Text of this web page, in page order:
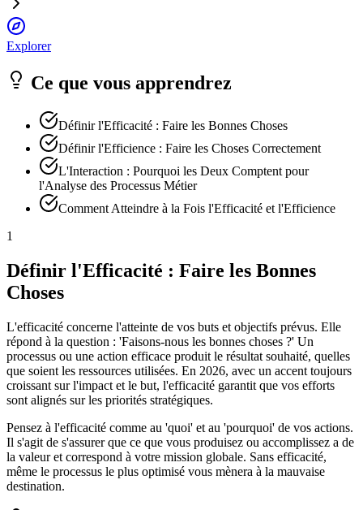
Explorer
Ce que vous apprendrez
Définir l'Efficacité : Faire les Bonnes Choses
Définir l'Efficience : Faire les Choses Correctement
L'Interaction : Pourquoi les Deux Comptent pour
l'Analyse des Processus Métier
Comment Atteindre à la Fois l'Efficacité et l'Efficience
1
Définir l'Efficacité : Faire les Bonnes
Choses
L'efficacité concerne l'atteinte de vos buts et objectifs prévus. Elle
répond à la question : 'Faisons-nous les bonnes choses ?' Un
processus ou une action efficace produit le résultat souhaité, quelles
que soient les ressources utilisées. En 2026, avec un accent toujours
croissant sur l'impact et le but, l'efficacité garantit que vos efforts
sont alignés sur les priorités stratégiques.
Pensez à l'efficacité comme au 'quoi' et au 'pourquoi' de vos actions.
Il s'agit de s'assurer que ce que vous produisez ou accomplissez a de
la valeur et correspond à votre mission globale. Sans efficacité,
même le processus le plus optimisé vous mènera à la mauvaise
destination.